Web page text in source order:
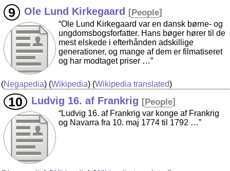
Ole Lund Kirkegaard [People]
“Ole Lund Kirkegaard var en dansk børne- og
ungdomsbogsforfatter. Hans bøger hører til de
mest elskede i efterhånden adskillige
generationer, og mange af dem er filmatiseret
og har modtaget priser …”
(Negapedia) (Wikipedia) (Wikipedia translated)
Ludvig 16. af Frankrig [People]
“Ludvig 16. af Frankrig var konge af Frankrig
og Navarra fra 10. maj 1774 til 1792 …”